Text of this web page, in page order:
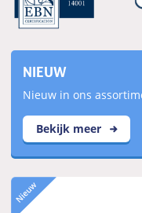
NIEUW
Nieuw in ons
Bekijk meer